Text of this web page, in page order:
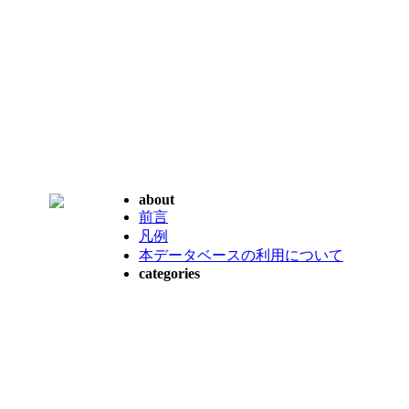
about
前言
凡例
本データベースの利用について
categories